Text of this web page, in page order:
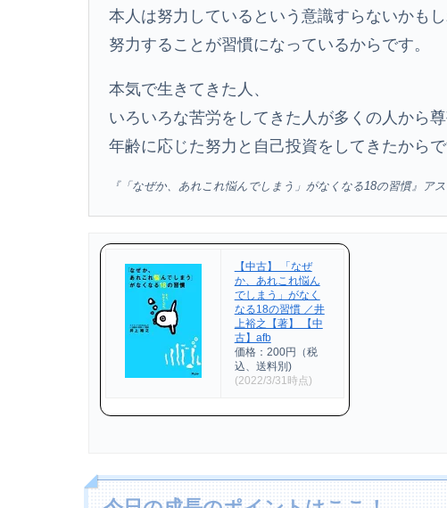
本人は努力しているという意識すらないかもし
努力することが習慣になっているからです。
本気で生きてきた人、
いろいろな苦労をしてきた人が多くの人から尊
年齢に応じた努力と自己投資をしてきたからで
『「なぜか、あれこれ悩んでしまう」がなくなる18の習慣』ア
【中古】 「なぜ
か、あれこれ悩ん
でしまう」がなく
なる18の習慣 ／井
上裕之【著】 【中
古】afb
価格：200円（税
込、送料別)
(2022/3/31時点)